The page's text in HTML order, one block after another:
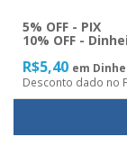
5% OFF - PIX
10% OFF -
R$5,40 em
Desconto dado no